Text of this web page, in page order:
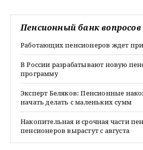
Пенсионный банк вопросов
Работающих пенсионеров ждет
В России разрабатывают новую
программу
Эксперт Беляков: Пенсионные
начать делать с маленьких сумм
Накопительная и срочная части
пенсионеров вырастут с августа